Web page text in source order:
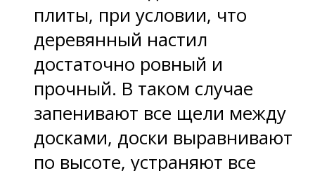
плиты, при условии, что
деревянный настил
достаточно ровный и
прочный. В таком случае
запенивают все щели между
досками, доски выравнивают
по высоте, устраняют все